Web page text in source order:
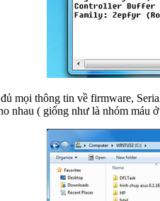
thông tin về firmware,
nhau ( giống như là nhóm máu